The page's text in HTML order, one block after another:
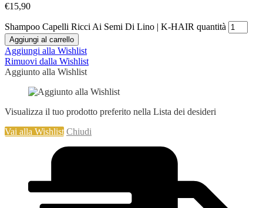
€15,90
Shampoo Capelli Ricci Ai Semi Di Lino | K-HAIR quantità
Aggiungi al carrello
Aggiungi alla Wishlist
Rimuovi dalla Wishlist
Aggiunto alla Wishlist
Visualizza il tuo prodotto preferito nella Lista dei desideri
Vai alla Wishlist Chiudi